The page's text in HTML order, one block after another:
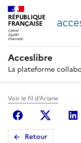
RÉPUBLIQUE
FRANÇAISE
Acceslibre
La plateforme
Voir le fil d'Ariane
FacebookX
Retour